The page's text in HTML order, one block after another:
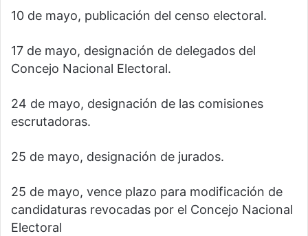
10 de mayo, publicación del censo electoral.
17 de mayo, designación de delegados del
Concejo Nacional Electoral.
24 de mayo, designación de las comisiones
escrutadoras.
25 de mayo, designación de jurados.
25 de mayo, vence plazo para modificación de
candidaturas revocadas por el Concejo Nacional
Electoral